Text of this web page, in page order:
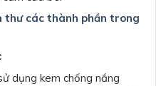
thư các thành phần trong
dụng kem chống nắng